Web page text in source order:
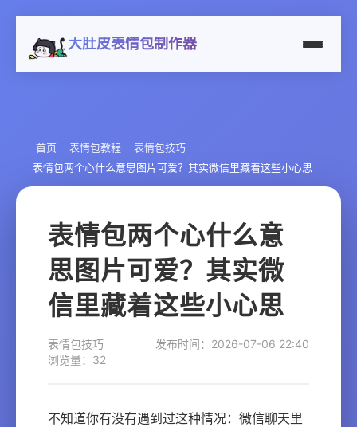
大肚皮表情包制作器
首页 表情包教程
表情包技巧
表情包两个心什么意思图片可爱？其实微信里藏着这些小心思
表情包两个心什么意
思图片可爱？其实微
信里藏着这些小心思
表情包技巧
发布时间：2026-07-06 22:40
浏览量：32
不知道你有没有遇到过这种情况：微信聊天里